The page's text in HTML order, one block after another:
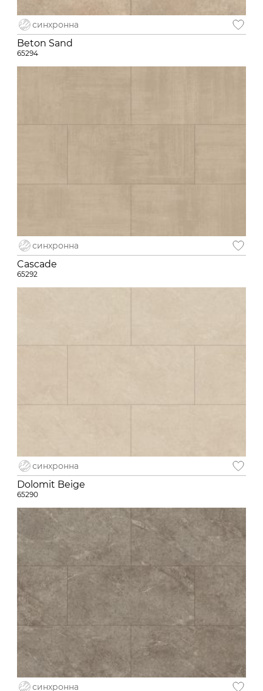
синхронна
Beton Sand
65294
синхронна
Cascade
65292
синхронна
Dolomit Beige
65290
синхронна